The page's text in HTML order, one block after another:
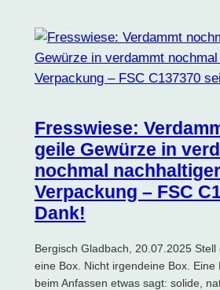
Fresswiese:
geile Gewürze in
nochmal nachhaltiger
Verpackung – FSC
Dank!
Bergisch Gladbach, 20.07.2025
eine Box. Nicht irgendeine Box. Eine
beim Anfassen etwas sagt: solide,